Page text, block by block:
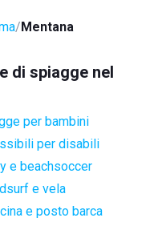
Mentana
di spiagge nel
per bambini
per disabili
e beachsoccer
e vela
e posto barca